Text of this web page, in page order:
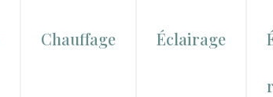
Chauffage Éclairage